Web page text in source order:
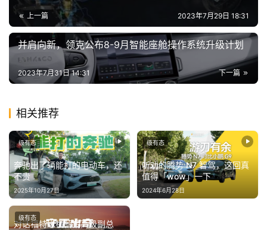
家
新
资
讯
关
于
我
们
上一篇 2023年7月29日 18:31
并肩向新，领克公布8-9月智能座舱操作系统升级计划
下一篇
2023年7月31日 14:31
相关推荐
奔驰出了辆能打的电动车，还
不贵
2025年10月27日
级有态
听劝的腾势 N7 智驾，这回真
值得「wow」一下
2024年6月28日
级有态
对话福特纵横营销高级副总
级有态